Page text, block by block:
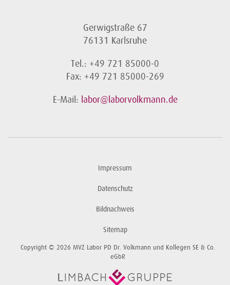
Gerwigstraße 67
76131 Karlsruhe
Tel.: +49 721 85000-0
Fax: +49 721 85000-269
E-Mail: labor@laborvolkmann.de
Impressum
Datenschutz
Bildnachweis
Sitemap
Copyright © 2026 MVZ Labor PD Dr. Volkmann und Kollegen SE & Co.
eGbR